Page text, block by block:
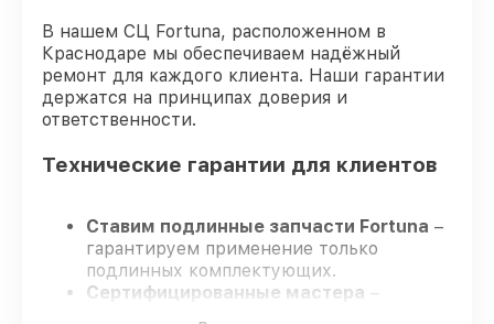
В нашем СЦ Fortuna, расположенном в
Краснодаре мы обеспечиваем надёжный
ремонт для каждого клиента. Наши гарантии
держатся на принципах доверия и
ответственности.
Технические гарантии для клиентов
Ставим подлинные запчасти Fortuna –
гарантируем применение только
подлинных комплектующих.
Сертифицированные мастера –